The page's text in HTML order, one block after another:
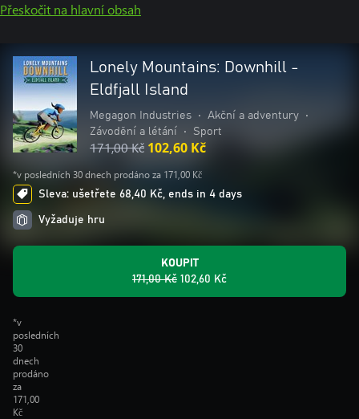
Přeskočit na hlavní obsah
Lonely Mountains: Downhill -
Eldfjall Island
Megagon Industries • Akční a adventury
•
Závodění a létání
• Sport
171,00 Kč 102,60 Kč
*v posledních 30 dnech prodáno za 171,00 Kč
Sleva: ušetřete 68,40 Kč, ends in 4 days
Vyžaduje hru
KOUPIT
171,00 Kč 102,60 Kč
*v
posledních
30
dnech
prodáno
za
171,00
Kč